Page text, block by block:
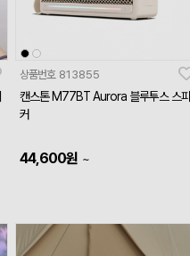
상품번호 813855
캔스톤 M77BT Aurora 블루투스 스피
커
44,600원 ~